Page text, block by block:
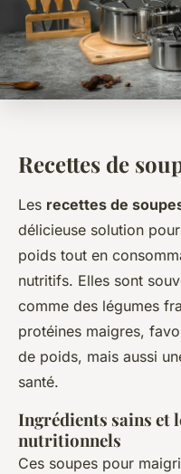
Recettes de
Les recettes de
délicieuse solution
poids tout en
nutritifs. Elles sont
comme des légumes
protéines maigres,
de poids, mais aussi
santé.
Ingrédients sains et
nutritionnels
Ces soupes pour